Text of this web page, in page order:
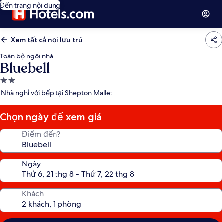
Đến trang nội dung
Xem tất cả nơi lưu trú
Toàn bộ ngôi nhà
Bluebell
Nơi
lưu
2.0
sao
Nhà nghỉ với bếp tại Shepton Mallet
Chọn ngày để xem giá
Điểm đến?
Ngày
Khách